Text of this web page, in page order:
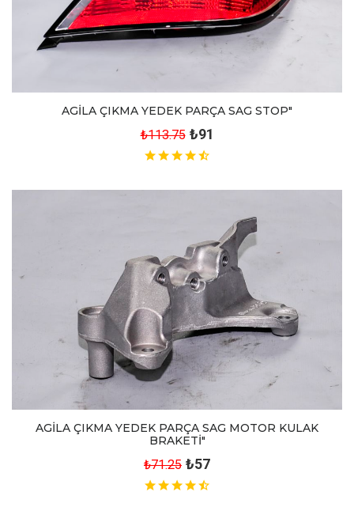
AGİLA ÇIKMA YEDEK PARÇA SAG STOP"
₺113.75 ₺91
AGİLA ÇIKMA YEDEK PARÇA SAG MOTOR KULAK
BRAKETİ"
₺71.25 ₺57